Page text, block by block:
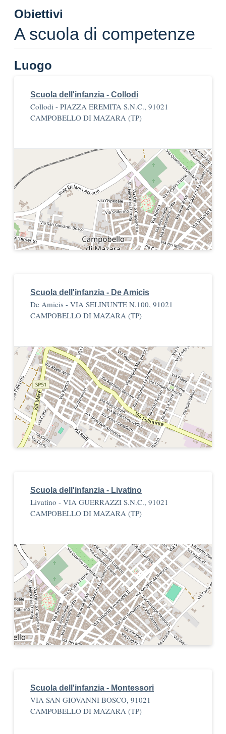
Obiettivi
A scuola di competenze
Luogo
Scuola dell'infanzia - Collodi
Collodi - PIAZZA EREMITA S.N.C., 91021
CAMPOBELLO DI MAZARA (TP)
Scuola dell'infanzia - De Amicis
De Amicis - VIA SELINUNTE N.100, 91021
CAMPOBELLO DI MAZARA (TP)
Scuola dell'infanzia - Livatino
Livatino - VIA GUERRAZZI S.N.C., 91021
CAMPOBELLO DI MAZARA (TP)
Scuola dell'infanzia - Montessori
VIA SAN GIOVANNI BOSCO, 91021
CAMPOBELLO DI MAZARA (TP)